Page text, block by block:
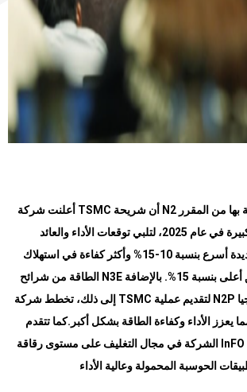
أعلنت شركة TSMC أن شريحة N2 بها من المقرر
توقعات الأداء والعائد
ستكون التكنولوجيا الجديدة أسرع بنسبة 10-15% وأكثر كفاءة في استهلاك
الطاقة من شرائح
N3E الحالية، مع كثافة رقائق أعلى بنسبة 15%. بالإضافة
إلى ذلك، تخطط شركة TSMC لتقديم عملية N2P
.كما تتقدم
الشركة في مجال التغليف على مستوى رقاقة InFO للوصلات عالية الكثافة،
الحوسبة المحمولة وعالية الأداء